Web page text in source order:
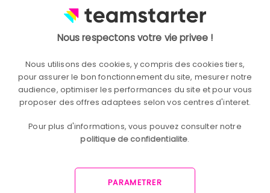
Worklife permet de suivre l'évolution de l'expérience
anonymes.
7. Steeple – L'affichage dynamique nouvelle
Steeple favorise la communication interne grâce à
Chaque collaborateur reste informé des projets,
actualités ou initiatives collectives.
Nous respectons votre vie privee !
Nous utilisons des cookies, y compris des cookies tiers,
pour assurer le bon fonctionnement du site, mesurer notre
audience, optimiser les performances du site et pour vous
proposer des offres adaptees selon vos centres d'interet.
Pour plus d'informations, vous pouvez consulter notre
politique de confidentialite.
PARAMETRER